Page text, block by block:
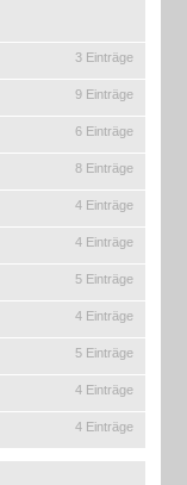
3 Einträge
9 Einträge
6 Einträge
8 Einträge
4 Einträge
4 Einträge
5 Einträge
4 Einträge
5 Einträge
4 Einträge
4 Einträge